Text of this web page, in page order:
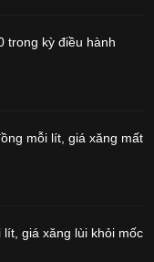
trong kỳ điều hành
mỗi lít, giá xăng mất
giá xăng lùi khỏi mốc